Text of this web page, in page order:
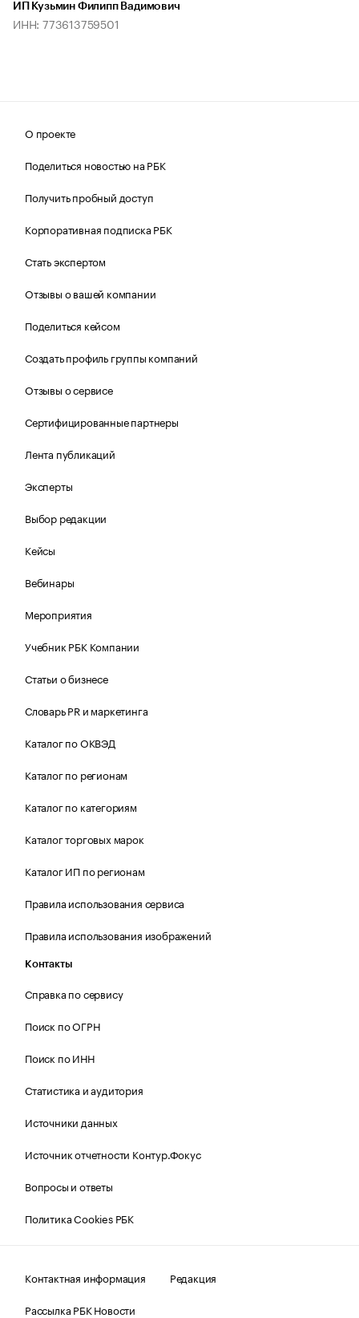
ИП Кузьмин Филипп Вадимович
ИНН: 773613759501
О проекте
Поделиться новостью на РБК
Получить пробный доступ
Корпоративная подписка РБК
Стать экспертом
Отзывы о вашей компании
Поделиться кейсом
Создать профиль группы компаний
Отзывы о сервисе
Сертифицированные партнеры
Лента публикаций
Эксперты
Выбор редакции
Кейсы
Вебинары
Мероприятия
Учебник РБК Компании
Статьи о бизнесе
Словарь PR и маркетинга
Каталог по ОКВЭД
Каталог по регионам
Каталог по категориям
Каталог торговых марок
Каталог ИП по регионам
Правила использования сервиса
Правила использования изображений
Контакты
Справка по сервису
Поиск по ОГРН
Поиск по ИНН
Статистика и аудитория
Источники данных
Источник отчетности Контур.Фокус
Вопросы и ответы
Политика Cookies РБК
Контактная информация
Редакция
Рассылка РБК Новости